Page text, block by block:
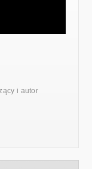
i autor